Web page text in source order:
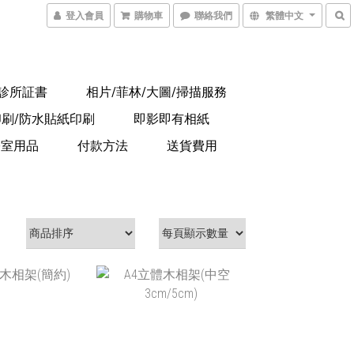
登入會員 購物車 聯絡我們 繁體中文
所証書
相片/菲林/大圖/掃描服務
/防水貼紙印刷
即影即有相紙
用品 付款方法
送貨費用